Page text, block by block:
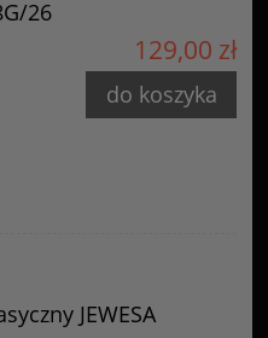
26
129,00 zł
do koszyka
JEWESA